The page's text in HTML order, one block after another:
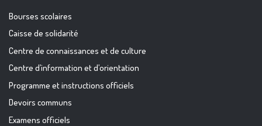
Bourses scolaires
Caisse de solidarité
Centre de connaissances et de culture
Centre d’information et d’orientation
Programme et instructions officiels
Devoirs communs
Examens officiels